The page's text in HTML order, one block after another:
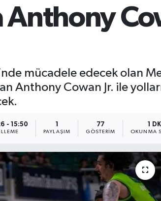
BİST100
BITCOIN 64.840,97
mücadele edecek olan
Cowan Jr. ile
- 15:50
PAYLAŞIM
77
GÖSTERIM
1 DK
OKUNMA